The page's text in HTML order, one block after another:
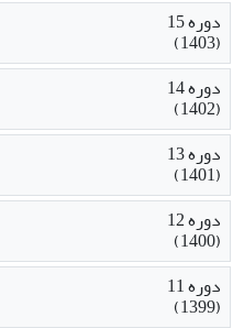
دوره 15
(1403)
دوره 14
(1402)
دوره 13
(1401)
دوره 12
(1400)
دوره 11
(1399)